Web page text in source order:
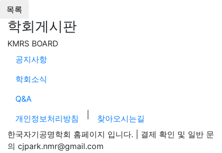
학회게시판
KMRS BOARD
공지사항
학회소식
Q&A
개인정보처리방침
찾아오시는길
한국자기공명학회 홈페이지 입니다. | 결제 확인 및 일반 문
의 cjpark.nmr@gmail.com